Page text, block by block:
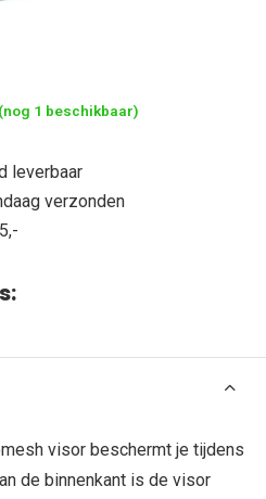
1 beschikbaar)
leverbaar
verzonden
visor beschermt je tijdens
de binnenkant is de visor